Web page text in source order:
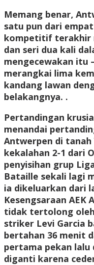
Memang benar,
satu pun dari
kompetitif terakhir
dan seri dua kali
mengecewakan itu
merangkai lima
kandang lawan
belakangnya. .
Pertandingan
menandai
Antwerpen di
kekalahan 2-1 dari
penyisihan grup
Bataille sekali lagi
ia dikeluarkan dari
Kesengsaraan AEK
tidak tertolong
striker Levi Garcia
bertahan 36 menit
pertama pekan lalu
diganti karena